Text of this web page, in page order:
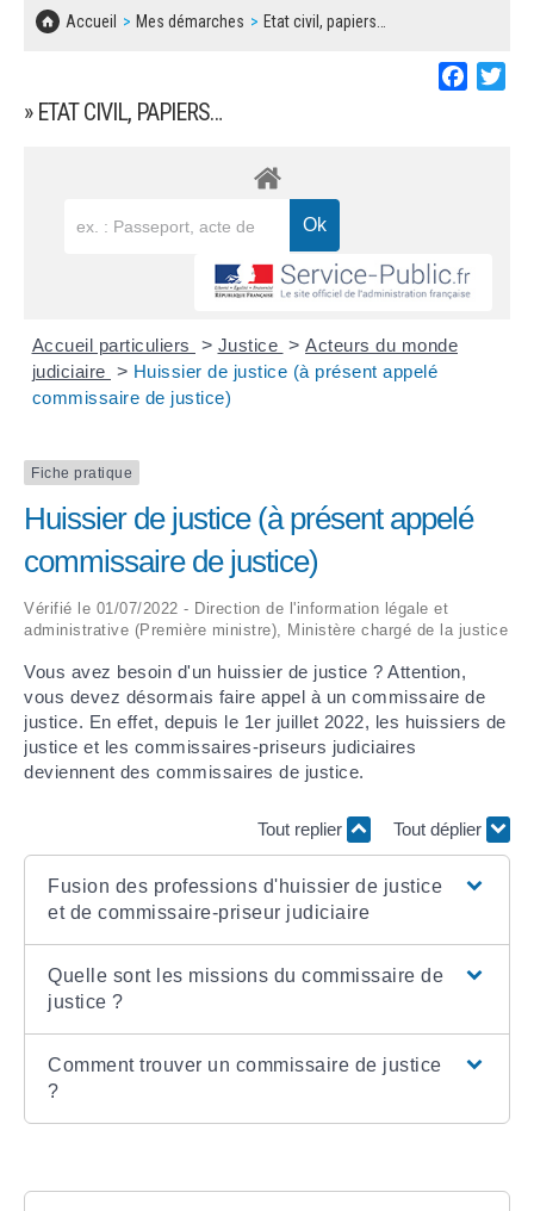
Accueil Mes démarches Etat civil, papiers…
» ETAT CIVIL, PAPIERS…
Accueil particuliers > Justice > Acteurs du monde
judiciaire > Huissier de justice (à présent appelé
commissaire de justice)
Fiche pratique
Huissier de justice (à présent appelé
commissaire de justice)
Vérifié le 01/07/2022 - Direction de l'information légale et
administrative (Première ministre), Ministère chargé de la justice
Vous avez besoin d'un huissier de justice ? Attention,
vous devez désormais faire appel à un commissaire de
justice. En effet, depuis le 1er juillet 2022, les huissiers de
justice et les commissaires-priseurs judiciaires
deviennent des commissaires de justice.
Tout replier Tout déplier
Fusion des professions d'huissier de justice
et de commissaire-priseur judiciaire
Quelle sont les missions du commissaire de
justice ?
Comment trouver un commissaire de justice
?
CONCERTATIONS PUBLIQUES
SOLIDARITÉ, LOGEMENT
SÉNIORS
DECHETS
BESOIN D'UNE AIDE ?
LES ASSOCIATIONS
MARCHÉS PUBLICS
DOCUMENT D'INFORMATION COMMUNAL
REGLEMENT LOCAL DE PUBLICITÉ
DECLARATION DE DEMARCHAGE
DOSSIER DE DEMANDE DE SUBVENTION
DEMANDE DE PRÊT DE MATERIEL
FICHE D'ORGANISATION MANIFESTATION
PLAN D'ACTION MUNICIPAL
DÉLIBÉRATIONS